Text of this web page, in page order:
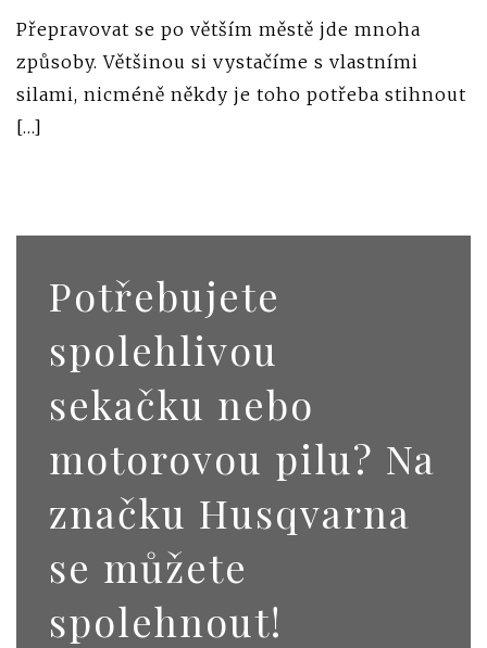
Přepravovat se po větším městě jde mnoha
způsoby. Většinou si vystačíme s vlastními
silami, nicméně někdy je toho potřeba stihnout
[…]
Potřebujete
spolehlivou
sekačku nebo
motorovou pilu? Na
značku Husqvarna
se můžete
spolehnout!